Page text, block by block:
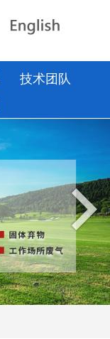
技术团队